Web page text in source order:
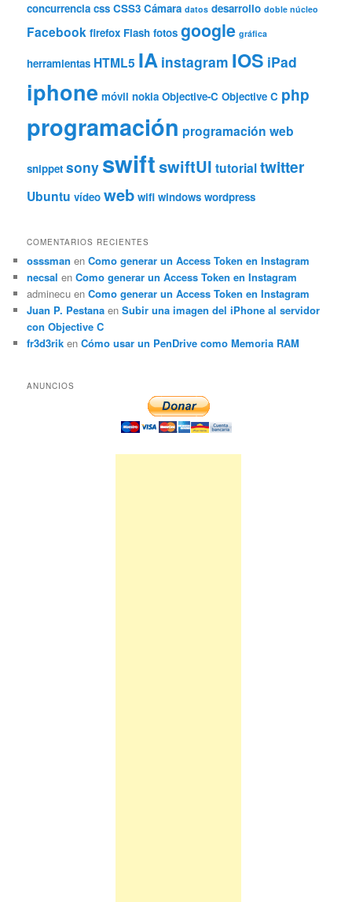
concurrencia css CSS3 Cámara datos desarrollo doble núcleo
Facebook firefox Flash fotos google gráfica
herramientas HTML5 IA instagram IOS iPad
iphone móvil nokia Objective-C Objective C php
programación programación web
snippet sony swiftswiftUI tutorialtwitter
Ubuntu vídeo web wifi windows wordpress
COMENTARIOS RECIENTES
osssman enComo generar un Access Token en Instagram
necsal enComo generar un Access Token en Instagram
adminecu enComo generar un Access Token en Instagram
Juan P. Pestana enSubir una imagen del iPhone al servidor
con Objective C
fr3d3rik enCómo usar un PenDrive como Memoria RAM
ANUNCIOS